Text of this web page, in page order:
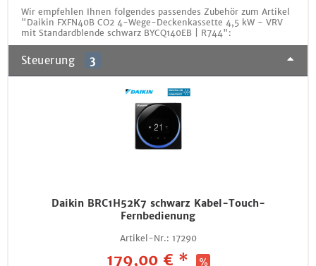
Wir empfehlen Ihnen folgendes passendes Zubehör zum Artikel
"Daikin FXFN40B CO2 4-Wege-Deckenkassette 4,5 kW - VRV
mit Standardblende schwarz BYCQ140EB | R744":
Steuerung 3
Daikin BRC1H52K7 schwarz Kabel-Touch-
Fernbedienung
Artikel-Nr.: 17290
179,00 € *